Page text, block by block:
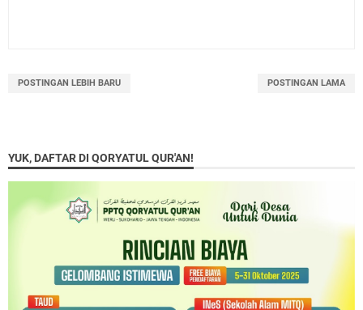
POSTINGAN LEBIH BARU POSTINGAN LAMA
YUK, DAFTAR DI QORYATUL QUR'AN!